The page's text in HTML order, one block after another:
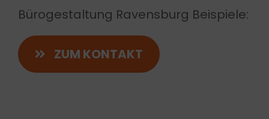
Bürogestaltung Ravensburg Beispiele:
ZUM KONTAKT